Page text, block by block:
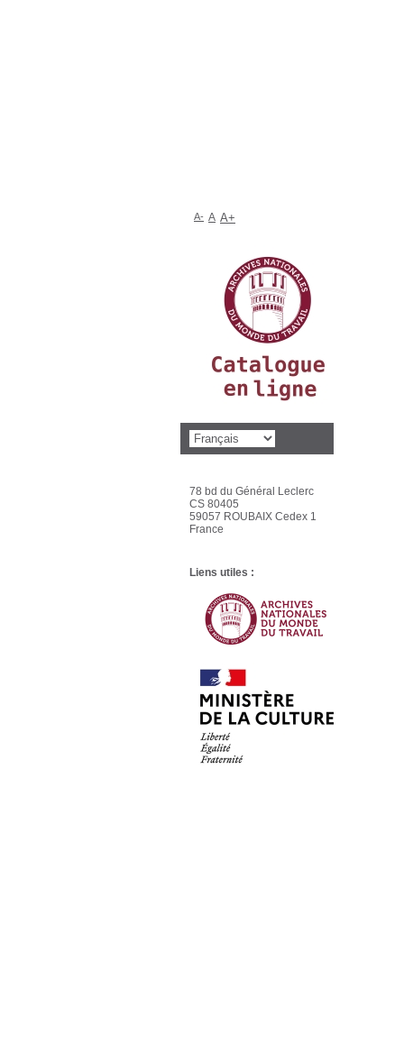
A- A A+
78 bd du Général Leclerc
CS 80405
59057 ROUBAIX Cedex 1
France
Liens utiles :